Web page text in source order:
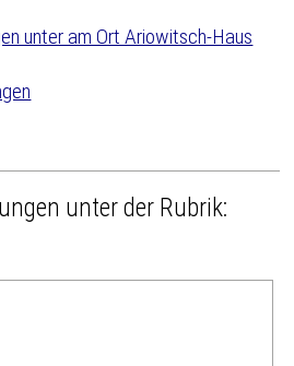
unter der Rubrik: